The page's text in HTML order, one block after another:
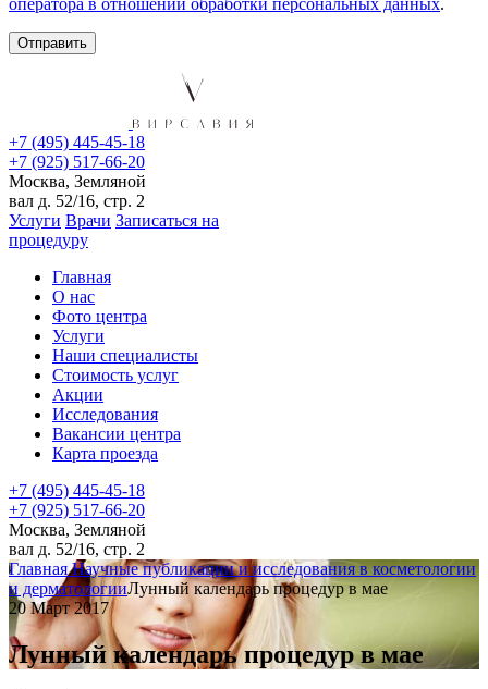
оператора в отношении обработки персональных данных.
+7 (495) 445-45-18
+7 (925) 517-66-20
Москва, Земляной
вал д. 52/16, стр. 2
Услуги Врачи Записаться на
процедуру
Главная
О нас
Фото центра
Услуги
Наши специалисты
Стоимость услуг
Акции
Исследования
Вакансии центра
Карта проезда
+7 (495) 445-45-18
+7 (925) 517-66-20
Москва, Земляной
вал д. 52/16, стр. 2
ГлавнаяНаучные публикации и исследования в косметологии
и дерматологииЛунный календарь процедур в мае
20 Март 2017
Лунный календарь процедур в мае